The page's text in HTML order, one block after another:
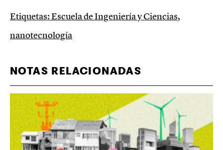
Etiquetas:Escuela de Ingeniería y Ciencias,
nanotecnología
NOTAS RELACIONADAS